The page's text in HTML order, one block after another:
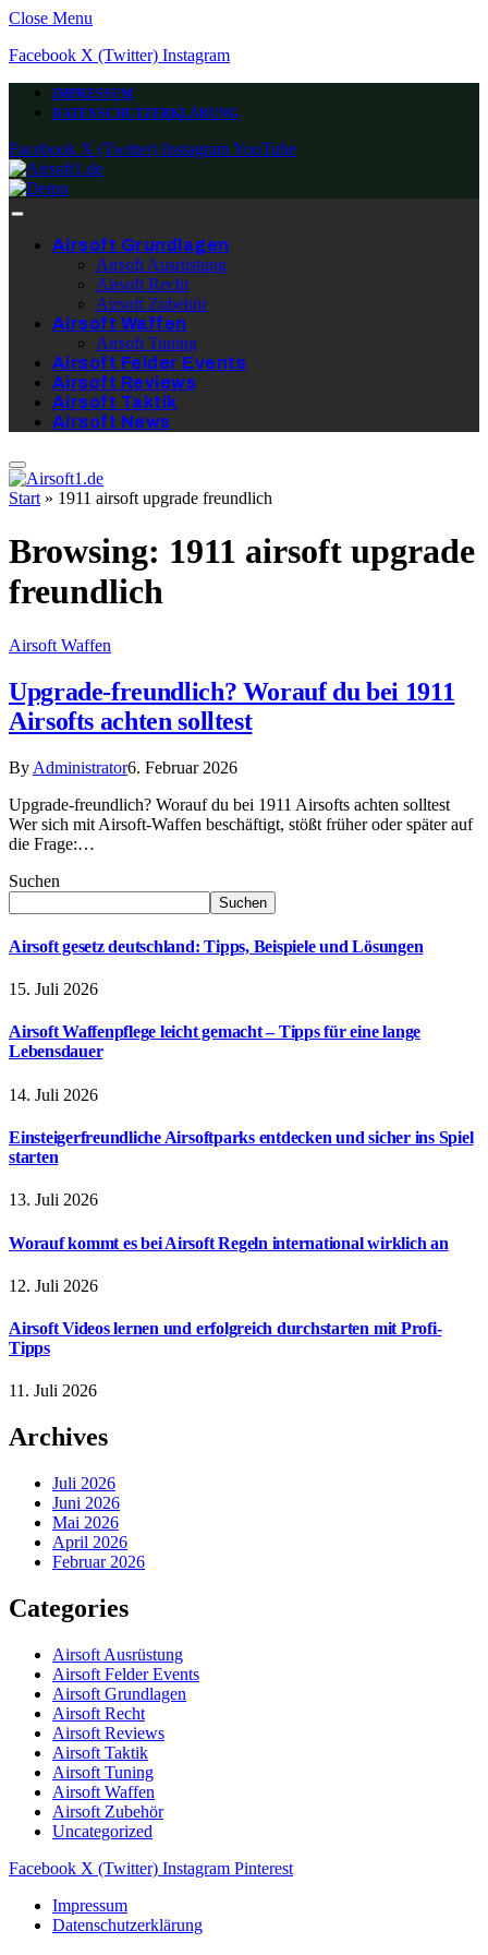
Close Menu
Facebook X (Twitter) Instagram
IMPRESSUM
DATENSCHUTZERKLÄRUNG
Facebook X (Twitter) InstagramYouTube
Airsoft Grundlagen
Airsoft Ausrüstung
Airsoft Recht
Airsoft Zubehör
Airsoft Waffen
Airsoft Tuning
Airsoft Felder Events
Airsoft Reviews
Airsoft Taktik
Airsoft News
Start » 1911 airsoft upgrade freundlich
Browsing: 1911 airsoft upgrade
freundlich
Airsoft Waffen
Upgrade-freundlich? Worauf du bei 1911
Airsofts achten solltest
By Administrator6. Februar 2026
Upgrade-freundlich? Worauf du bei 1911 Airsofts achten solltest
Wer sich mit Airsoft-Waffen beschäftigt, stößt früher oder später auf
die Frage:…
Suchen
Suchen
Airsoft gesetz deutschland: Tipps, Beispiele und Lösungen
15. Juli 2026
Airsoft Waffenpflege leicht gemacht – Tipps für eine lange
Lebensdauer
14. Juli 2026
Einsteigerfreundliche Airsoftparks entdecken und sicher ins Spiel
starten
13. Juli 2026
Worauf kommt es bei Airsoft Regeln international wirklich an
12. Juli 2026
Airsoft Videos lernen und erfolgreich durchstarten mit Profi-
Tipps
11. Juli 2026
Archives
Juli 2026
Juni 2026
Mai 2026
April 2026
Februar 2026
Categories
Airsoft Ausrüstung
Airsoft Felder Events
Airsoft Grundlagen
Airsoft Recht
Airsoft Reviews
Airsoft Taktik
Airsoft Tuning
Airsoft Waffen
Airsoft Zubehör
Uncategorized
Facebook X (Twitter) Instagram Pinterest
Impressum
Datenschutzerklärung